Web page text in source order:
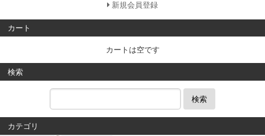
新規会員登録
カート
カートは空です
検索
検索
カテゴリ